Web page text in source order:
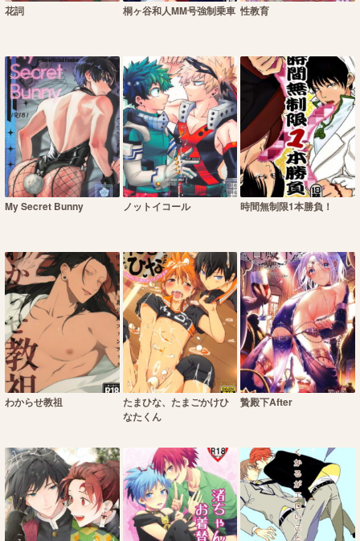
花詞 桐ヶ谷和人MM号強制乗車 性教育
My Secret Bunny ノットイコール 時間無制限1本勝負！
わからせ教祖
たまひな、たまごかけひ
なたくん
贄殿下After